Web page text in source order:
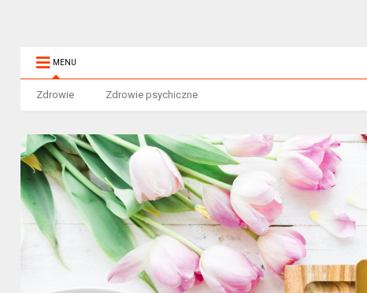
MENU
Zdrowie Zdrowie psychiczne